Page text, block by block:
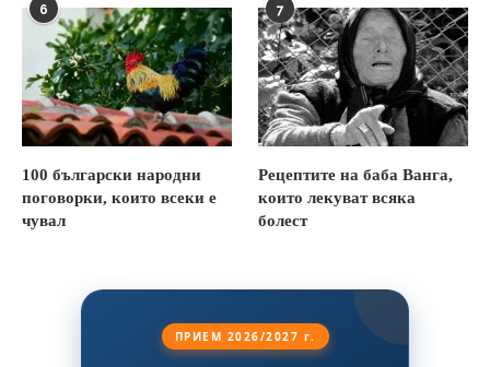
6
100 български народни
поговорки, които всеки е
чувал
7
Рецептите на баба Ванга,
които лекуват всяка
болест
ПРИЕМ 2026/2027 г.